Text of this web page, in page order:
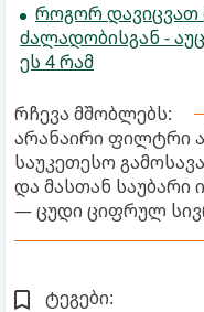
როგორ დავიცვათ
ძალადობისგან -
ეს 4 რამ
რჩევა მშობლებს:
არანაირი ფილტრი
საუკეთესო
და მასთან საუბარი
— ცუდი ციფრულ
ტეგები: